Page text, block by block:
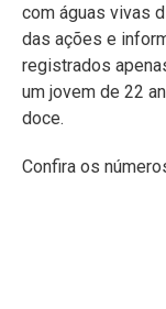
com águas vivas
das ações e
registrados
um jovem de 22
doce.
Confira os